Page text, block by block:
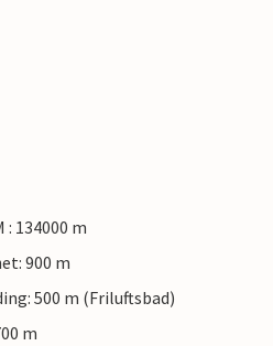
134000 m
900 m
500 m (Friluftsbad)
m